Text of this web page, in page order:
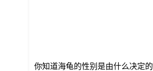
你知道海龟的性别是由什么决定的